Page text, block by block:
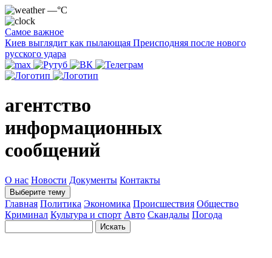
—°C
Самое важное
Киев выглядит как пылающая Преисподняя после нового
русского удара
агентство
информационных
сообщений
О нас Новости Документы Контакты
Выберите тему
Главная Политика Экономика Происшествия Общество
Криминал Культура и спорт Авто Скандалы Погода